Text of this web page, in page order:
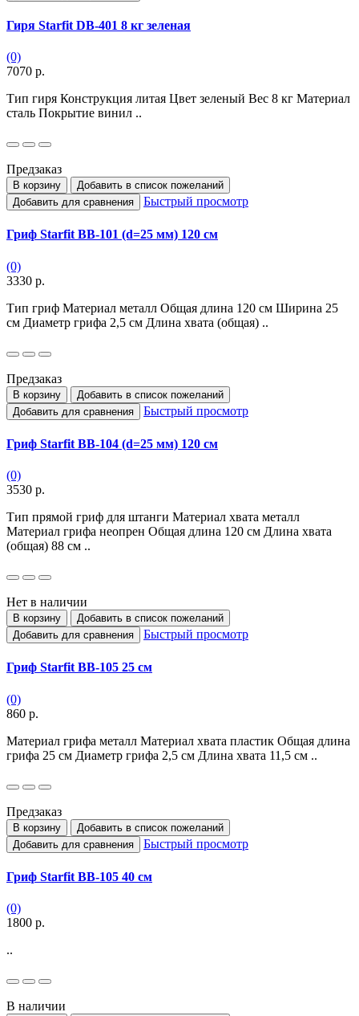
Гиря Starfit DB-401 8 кг зеленая
(0)
7070 р.
Тип гиря Конструкция литая Цвет зеленый Вес 8 кг Материал
сталь Покрытие винил ..
Предзаказ
В корзину
Добавить в список пожеланий
Добавить для сравнения
Быстрый просмотр
Гриф Starfit BB-101 (d=25 мм) 120 см
(0)
3330 р.
Тип гриф Материал металл Общая длина 120 см Ширина 25
см Диаметр грифа 2,5 см Длина хвата (общая) ..
Предзаказ
В корзину
Добавить в список пожеланий
Добавить для сравнения
Быстрый просмотр
Гриф Starfit BB-104 (d=25 мм) 120 см
(0)
3530 р.
Тип прямой гриф для штанги Материал хвата металл
Материал грифа неопрен Общая длина 120 см Длина хвата
(общая) 88 см ..
Нет в наличии
В корзину
Добавить в список пожеланий
Добавить для сравнения
Быстрый просмотр
Гриф Starfit BB-105 25 см
(0)
860 р.
Материал грифа металл Материал хвата пластик Общая длина
грифа 25 см Диаметр грифа 2,5 см Длина хвата 11,5 см ..
Предзаказ
В корзину
Добавить в список пожеланий
Добавить для сравнения
Быстрый просмотр
Гриф Starfit BB-105 40 см
(0)
1800 р.
..
В наличии